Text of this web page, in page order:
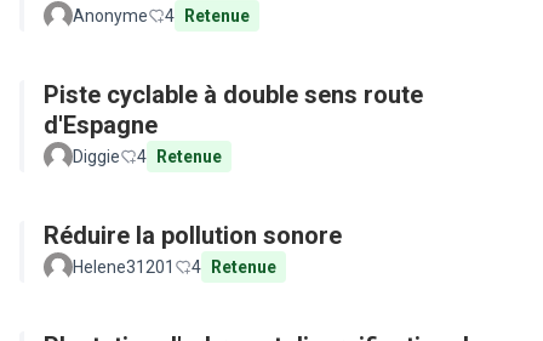
Anonyme 4 Retenue
Piste cyclable à double sens route
d'Espagne
Diggie 4 Retenue
Réduire la pollution sonore
Helene31201 4 Retenue